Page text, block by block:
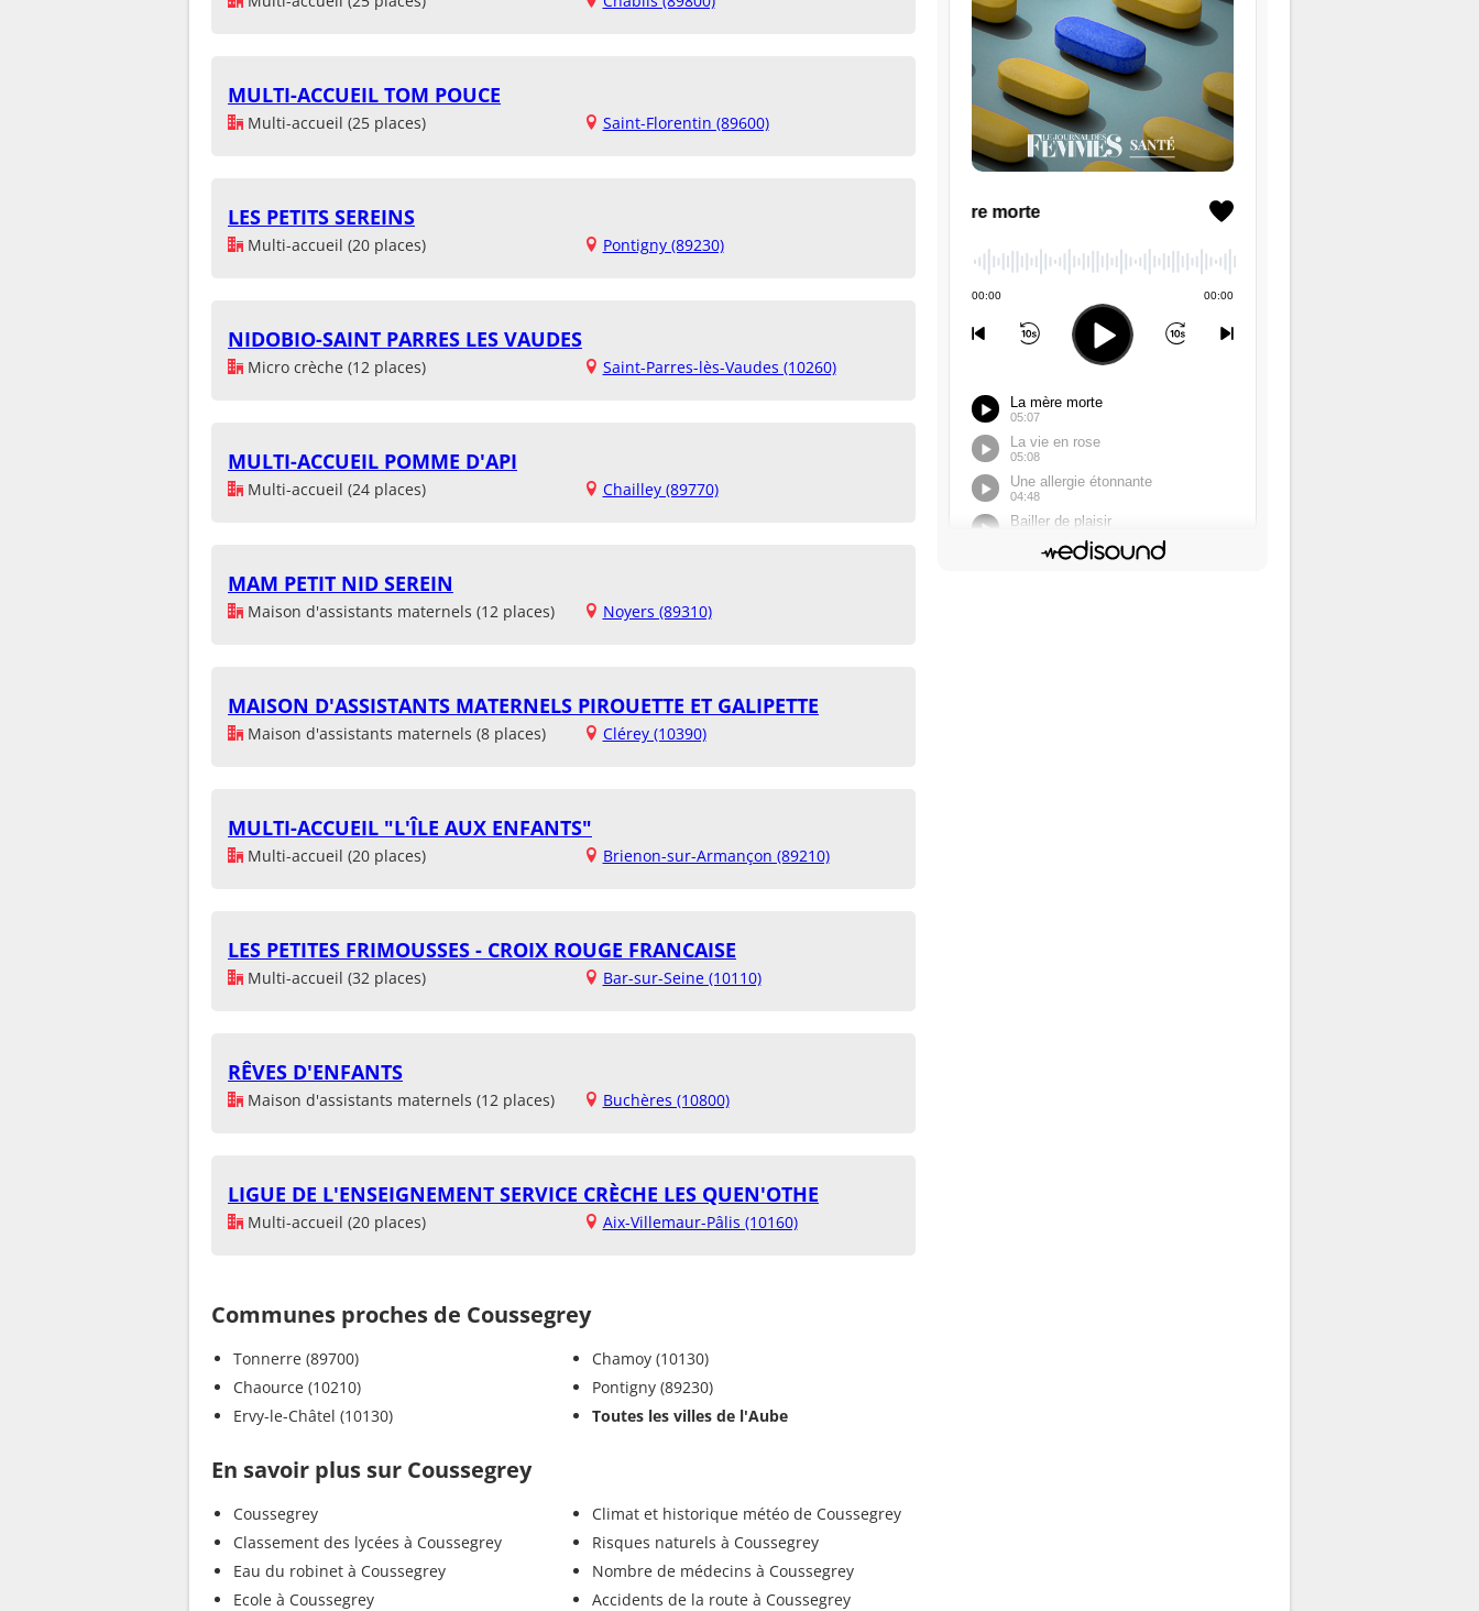
MULTI-ACCUEIL TOM POUCE
Multi-accueil (25 places) Saint-Florentin (89600)
LES PETITS SEREINS
Multi-accueil (20 places) Pontigny (89230)
NIDOBIO-SAINT PARRES LES VAUDES
Micro crèche (12 places) Saint-Parres-lès-Vaudes (10260)
MULTI-ACCUEIL POMME D'API
Multi-accueil (24 places) Chailley (89770)
MAM PETIT NID SEREIN
Maison d'assistants maternels (12 places) Noyers (89310)
MAISON D'ASSISTANTS MATERNELS PIROUETTE ET GALIPETTE
Maison d'assistants maternels (8 places) Clérey (10390)
MULTI-ACCUEIL "L'ÎLE AUX ENFANTS"
Multi-accueil (20 places) Brienon-sur-Armançon (89210)
LES PETITES FRIMOUSSES - CROIX ROUGE FRANCAISE
Multi-accueil (32 places) Bar-sur-Seine (10110)
RÊVES D'ENFANTS
Maison d'assistants maternels (12 places) Buchères (10800)
LIGUE DE L'ENSEIGNEMENT SERVICE CRÈCHE LES QUEN'OTHE
Multi-accueil (20 places) Aix-Villemaur-Pâlis (10160)
Communes proches de Coussegrey
Tonnerre (89700)
Chaource (10210)
Ervy-le-Châtel (10130)
Chamoy (10130)
Pontigny (89230)
Toutes les villes de l'Aube
En savoir plus sur Coussegrey
Coussegrey
Classement des lycées à Coussegrey
Eau du robinet à Coussegrey
Ecole à Coussegrey
Climat et historique météo de Coussegrey
Risques naturels à Coussegrey
Nombre de médecins à Coussegrey
Accidents de la route à Coussegrey